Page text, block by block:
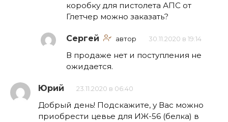
коробку для пистолета АПС от
Глетчер можно заказать?
Сергей автор 30.11.2020 в 19:14
В продаже нет и поступления не
ожидается.
Юрий 23.11.2020 в 06:40
Добрый день! Подскажите, у Вас можно
приобрести цевье для ИЖ-56 (белка) в